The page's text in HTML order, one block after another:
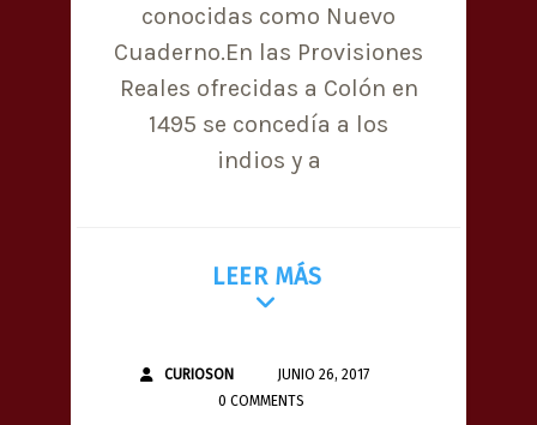
conocidas como Nuevo
Cuaderno.En las Provisiones
Reales ofrecidas a Colón en
1495 se concedía a los
indios y a
LEER MÁS
CURIOSON
JUNIO 26, 2017
0 COMMENTS